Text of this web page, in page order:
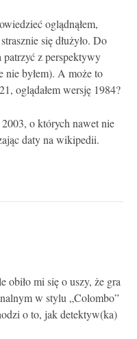
oglądnąłem,
się dłużyło. Do
z perspektywy
nie byłem). A może to
oglądałem wersję 1984?
o których nawet nie
daty na wikipedii.
obiło mi się o uszy, że gra
w stylu „Colombo”
o to, jak detektyw(ka)